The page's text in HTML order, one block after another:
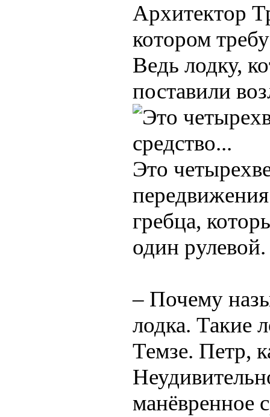
Архитектор
котором
Ведь лодку,
поставили
Это
гребца,
один рулевой.
– Почему
лодка. Такие
Темзе. Петр,
манёвренное